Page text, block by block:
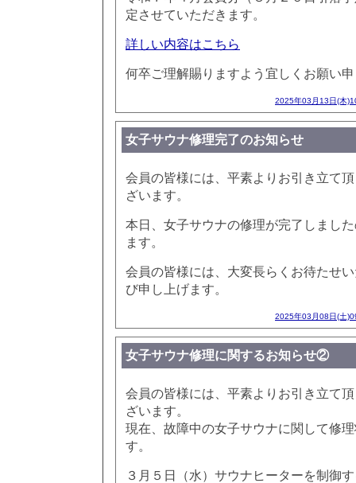
定させていただきます。
詳しい内容はこちら
何卒ご理解賜りますよう宜しくお願い
2025年03月13日(木
女子サウナ修理完了のお知らせ
会員の皆様には、平素よりお引き立て
ざいます。
本日、女子サウナの修理が完了しまし
ます。
会員の皆様には、大変長らくお待たせ
び申し上げます。
2025年03月08日(土
女子サウナ修理に関するお知らせ②
会員の皆様には、平素よりお引き立て
ざいます。
現在、故障中の女子サウナに関して修
す。
３月５日（水）サウナヒーターを制御